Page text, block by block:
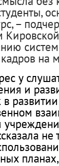
–
на
у
и